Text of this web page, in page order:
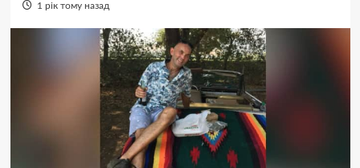
1 рік тому назад